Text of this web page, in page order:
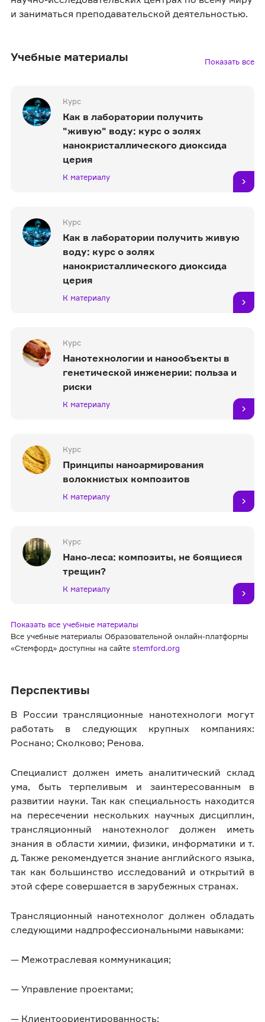
и заниматься преподавательской деятельностью.
Учебные материалы Показать все
Курс
Как в лаборатории получить
"живую" воду: курс о золях
нанокристаллического диоксида
церия
К материалу
Курс
Как в лаборатории получить живую
воду: курс о золях
нанокристаллического диоксида
церия
К материалу
Курс
Нанотехнологии и нанообъекты в
генетической инженерии: польза и
риски
К материалу
Курс
Принципы наноармирования
волокнистых композитов
К материалу
Курс
Нано-леса: композиты, не боящиеся
трещин?
К материалу
Показать все учебные материалы
Все учебные материалы Образовательной онлайн-платформы
«Стемфорд» доступны на сайте stemford.org
Перспективы
В России трансляционные нанотехнологи могут
работать в следующих крупных компаниях:
Роснано; Сколково; Ренова.
Специалист должен иметь аналитический склад
ума, быть терпеливым и заинтересованным в
развитии науки. Так как специальность находится
на пересечении нескольких научных дисциплин,
трансляционный нанотехнолог должен иметь
знания в области химии, физики, информатики и т.
д. Также рекомендуется знание английского языка,
так как большинство исследований и открытий в
этой сфере совершается в зарубежных странах.
Трансляционный нанотехнолог должен обладать
следующими надпрофессиональными навыками:
— Межотраслевая коммуникация;
— Управление проектами;
— Клиентоориентированность;